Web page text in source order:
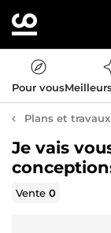
Pour vous
Plans et
Je vais
Vente0